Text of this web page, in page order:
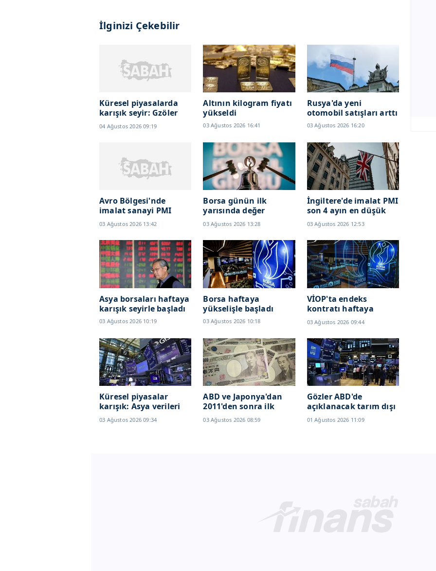
İlginizi Çekebilir
Küresel piyasalarda
karışık seyir: Gzöler
SpaceX
bilançosunda...
04 Ağustos 2026 09:19
Altının kilogram fiyatı
yükseldi
03 Ağustos 2026 16:41
Rusya'da yeni
otomobil satışları arttı
03 Ağustos 2026 16:20
Avro Bölgesi'nde
imalat sanayi PMI
temmuzda hızlı
yükseldi
03 Ağustos 2026 13:42
Borsa günün ilk
yarısında değer
kazandı
03 Ağustos 2026 13:28
İngiltere'de imalat PMI
son 4 ayın en düşük
seviyesinde!
03 Ağustos 2026 12:53
Asya borsaları haftaya
karışık seyirle başladı
03 Ağustos 2026 10:19
Borsa haftaya
yükselişle başladı
03 Ağustos 2026 10:18
VİOP'ta endeks
kontratı haftaya
yükselişle başladı
03 Ağustos 2026 09:44
Küresel piyasalar
karışık: Asya verileri
endişe yarattı
03 Ağustos 2026 09:34
ABD ve Japonya'dan
2011'den sonra ilk
ortak döviz
müdahalesi! Yen için
03 Ağustos 2026 08:59
Gözler ABD'de
açıklanacak tarım dışı
istihdam verisinde!
01 Ağustos 2026 11:09